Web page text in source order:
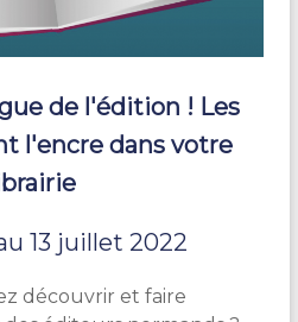
de l'édition ! Les
l'encre dans votre
13 juillet 2022
découvrir et faire